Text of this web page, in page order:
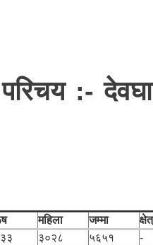
परिचय :-
महिला जम्मा
३०२८ ५६५१ -